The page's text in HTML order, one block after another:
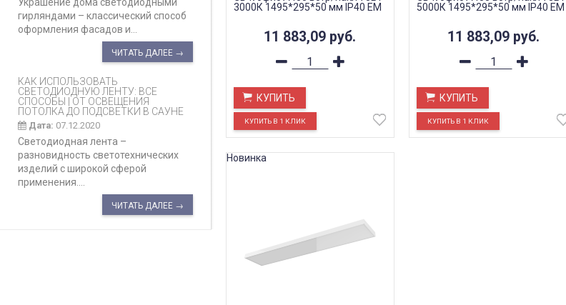
гирляндами – классический способ
оформления фасадов и...
ЧИТАТЬ ДАЛЕЕ →
КАК ИСПОЛЬЗОВАТЬ
СВЕТОДИОДНУЮ ЛЕНТУ: ВСЕ
СПОСОБЫ | ОТ ОСВЕЩЕНИЯ
ПОТОЛКА ДО ПОДСВЕТКИ В САУНЕ
Дата: 07.12.2020
Светодиодная лента –
разновидность светотехнических
изделий с широкой сферой
применения....
ЧИТАТЬ ДАЛЕЕ →
3000К 1495*295*50 мм IP40 EM
11 883,09 руб.
КУПИТЬ
5000К 1495*295*50 мм IP40 EM
11 883,09 руб.
КУПИТЬ
Новинка